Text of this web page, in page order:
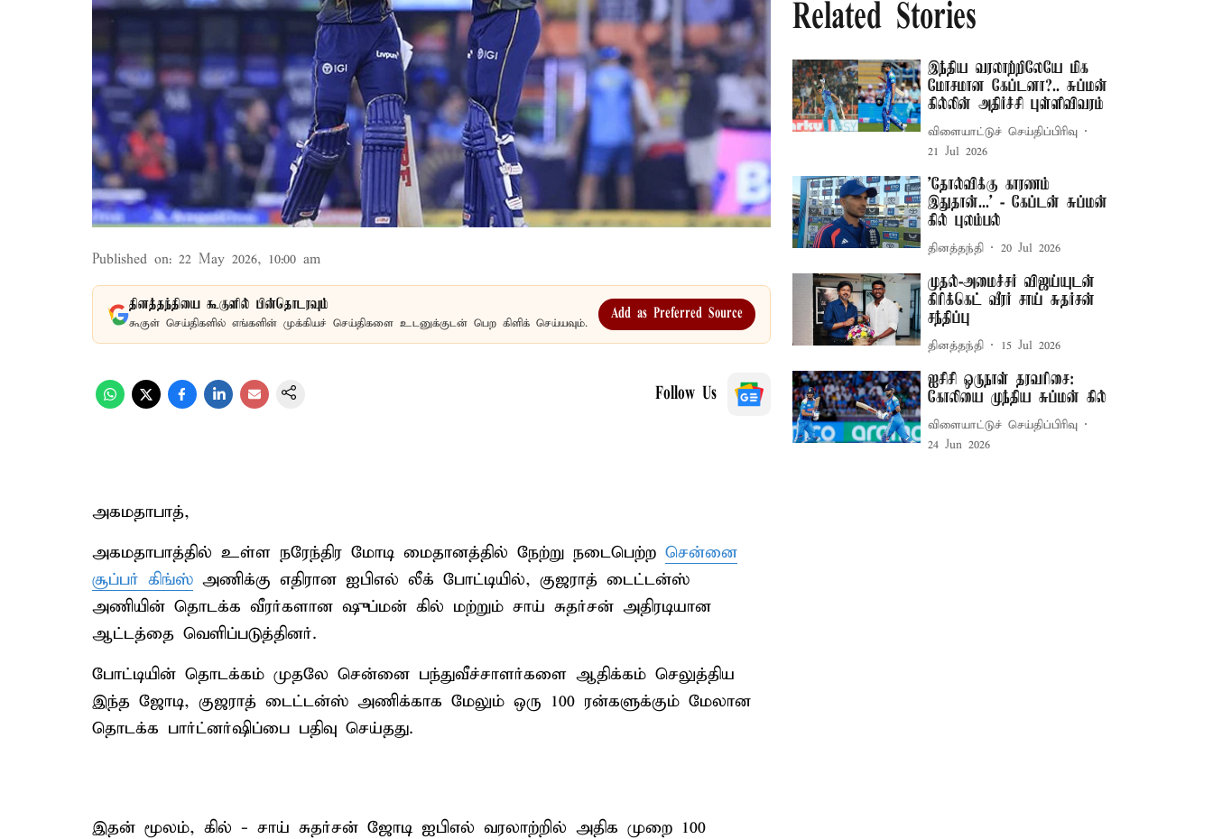
Published on: 22 May 2026, 10:00 am
தினத்தந்தியை கூகுளில் பின்தொடரவும்
கூகுள் செய்திகளில் எங்களின் முக்கியச் செய்திகளை உடனுக்குடன் பெற கிளிக் செய்யவும்.
Add as Preferred Source
Follow Us
அகமதாபாத்,
அகமதாபாத்தில் உள்ள நரேந்திர மோடி மைதானத்தில் நேற்று நடைபெற்ற சென்னை
சூப்பர் கிங்ஸ் அணிக்கு எதிரான ஐபிஎல் லீக் போட்டியில், குஜராத் டைட்டன்ஸ்
அணியின் தொடக்க வீரர்களான ஷுப்மன் கில் மற்றும் சாய் சுதர்சன் அதிரடியான
ஆட்டத்தை வெளிப்படுத்தினர்.
போட்டியின் தொடக்கம் முதலே சென்னை பந்துவீச்சாளர்களை ஆதிக்கம் செலுத்திய
இந்த ஜோடி, குஜராத் டைட்டன்ஸ் அணிக்காக மேலும் ஒரு 100 ரன்களுக்கும் மேலான
தொடக்க பார்ட்னர்ஷிப்பை பதிவு செய்தது.
இதன் மூலம், கில் - சாய் சுதர்சன் ஜோடி ஐபிஎல் வரலாற்றில் அதிக முறை 100
Related Stories
இந்திய வரலாற்றிலேயே மிக
மோசமான கேப்டனா?.. சுப்மன்
கில்லின் அதிர்ச்சி புள்ளிவிவரம்
விளையாட்டுச் செய்திப்பிரிவு
21 Jul 2026
’தோல்விக்கு காரணம்
இதுதான்...’ - கேப்டன் சுப்மன்
கில் புலம்பல்
தினத்தந்தி 20 Jul 2026
முதல்-அமைச்சர் விஜய்யுடன்
கிரிக்கெட் வீரர் சாய் சுதர்சன்
சந்திப்பு
தினத்தந்தி 15 Jul 2026
ஐசிசி ஒருநாள் தரவரிசை:
கோலியை முந்திய சுப்மன் கில்
விளையாட்டுச் செய்திப்பிரிவு
24 Jun 2026